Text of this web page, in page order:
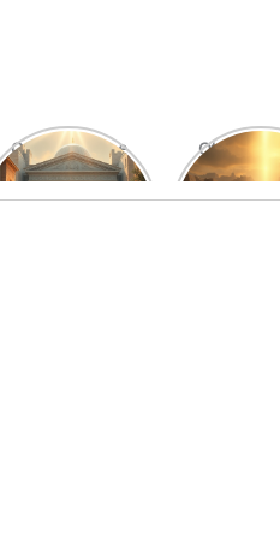
O Significado e
Função do Levita
Otniel: